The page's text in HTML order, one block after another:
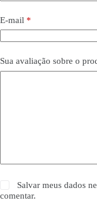
E-mail *
Sua avaliação sobre o
Salvar meus dados
comentar.